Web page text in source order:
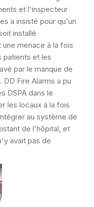
et l'inspecteur
a insisté pour qu'un
installé
menace à la fois
patients et les
par le manque de
Fire Alarms a pu
DSPA dans le
les locaux à la fois
au système de
de l'hôpital, et
avait pas de